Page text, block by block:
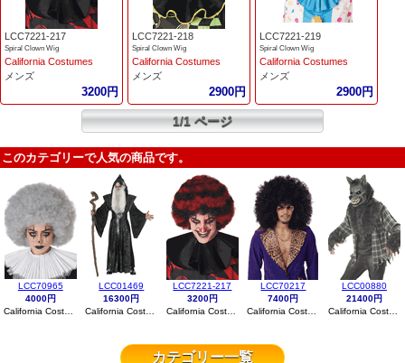
LCC7221-217
Spiral Clown Wig
California Costumes
メンズ
3200円
LCC7221-218
Spiral Clown Wig
California Costumes
メンズ
2900円
LCC7221-219
Spiral Clown Wig
California Costumes
メンズ
2900円
1/1 ページ
このカテゴリーで人気の商品です。
LCC70965
4000円
LCC01469
16300円
LCC7221-217
3200円
California Costumes
LCC70217
7400円
LCC00880
21400円
California Costumes
カテゴリー一覧